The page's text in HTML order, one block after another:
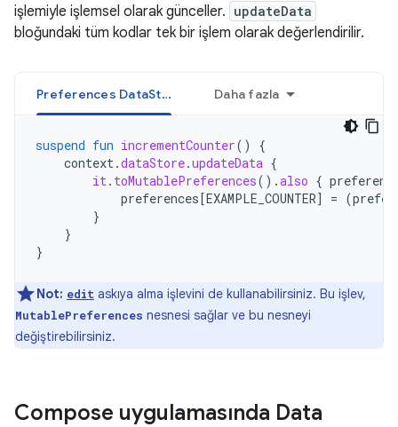
işlemiyle işlemsel olarak günceller. updateData
bloğundaki tüm kodlar tek bir işlem olarak değerlendirilir.
Preferences DataStore Daha fazla
suspend fun incrementCounter()
{
context.dataStore.updateData {
it. toMutablePreferences().also {
preferences[EXAMPLE_COUNTER] = (
}
}
}
Not: edit askıya alma işlevini de kullanabilirsiniz. Bu işlev,
MutablePreferences nesnesi sağlar ve bu nesneyi
değiştirebilirsiniz.
Compose uygulamasında Data